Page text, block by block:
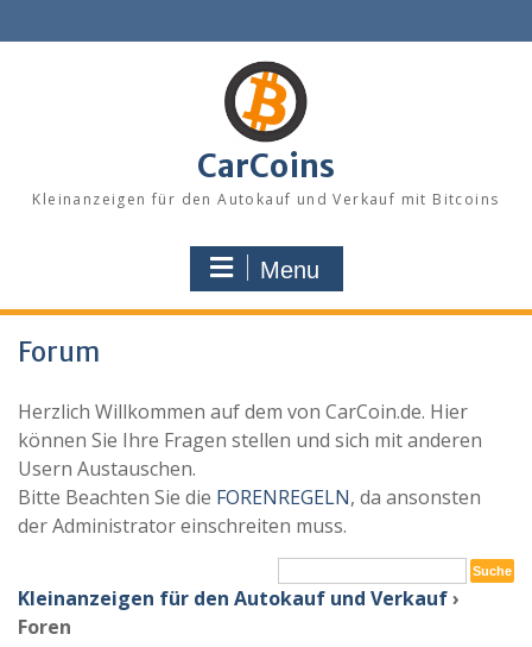
to
CarCoins
Kleinanzeigen für den Autokauf und Verkauf mit Bitcoins
Menu
Forum
Herzlich Willkommen auf dem von CarCoin.de. Hier
können Sie Ihre Fragen stellen und sich mit anderen
Usern Austauschen.
Bitte Beachten Sie die FORENREGELN, da ansonsten
der Administrator einschreiten muss.
Kleinanzeigen für den Autokauf und Verkauf›
Foren